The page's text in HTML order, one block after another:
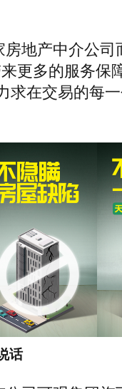
地产中介公司
更多的服务保
求在交易的每
话